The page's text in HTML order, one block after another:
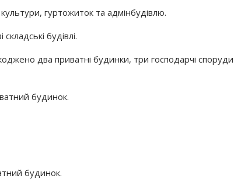
гуртожиток та адмінбудівлю.
будівлі.
два приватні будинки, три господарчі споруди
будинок.
будинок.